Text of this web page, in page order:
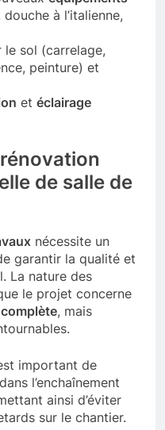
à l’italienne,
le sol (carrelage,
peinture) et
et éclairage
de salle de
nécessite un
garantir la qualité et
La nature des
le projet concerne
complète, mais
important de
l’enchaînement
ainsi d’éviter
sur le chantier.